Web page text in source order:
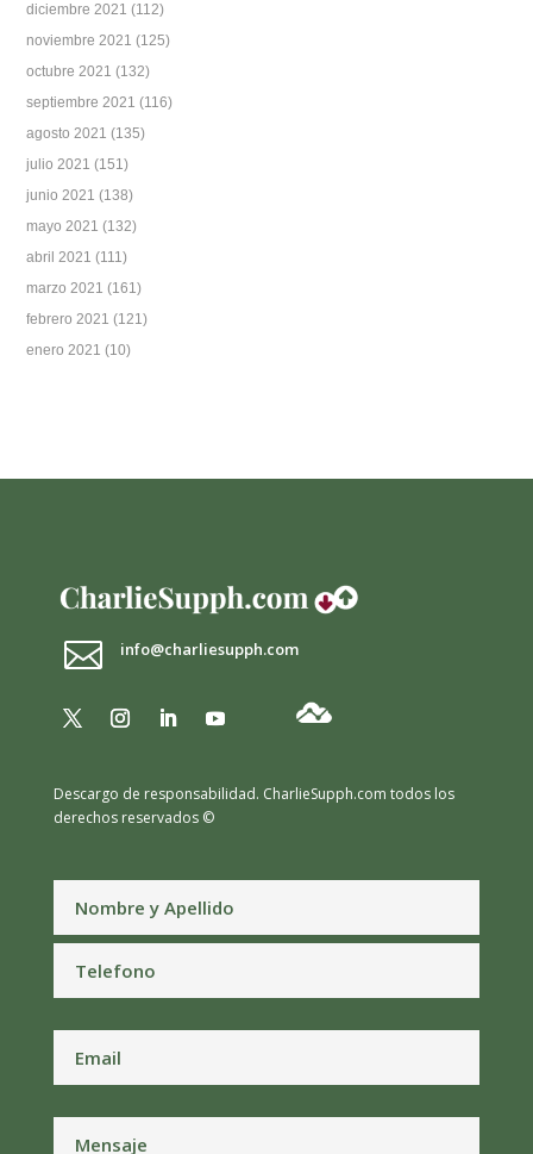
diciembre 2021 (112)
noviembre 2021 (125)
octubre 2021 (132)
septiembre 2021 (116)
agosto 2021 (135)
julio 2021 (151)
junio 2021 (138)
mayo 2021 (132)
abril 2021 (111)
marzo 2021 (161)
febrero 2021 (121)
enero 2021 (10)
 info@charliesupph.com
Descargo de responsabilidad. CharlieSupph.com todos los
derechos reservados ©